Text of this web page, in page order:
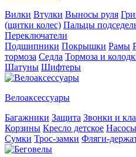
Вилки Втулки Выносы руля
(щитки колес) Пальцы
Переключатели
Подшипники Покрышки Рамы
тормоза Седла Тормоза и
Шатуны Шифтеры
Велоаксессуары
Багажники Защита Звонки и
Корзины Кресло детское Насосы
Сумки Трос-замки Фляги-